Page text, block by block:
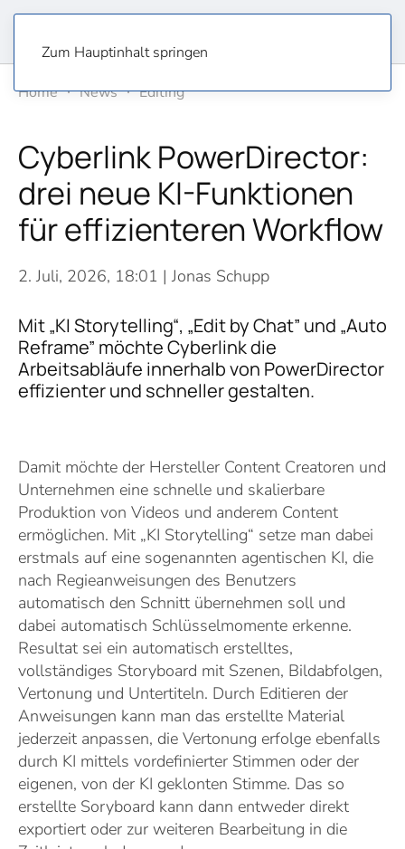
Zum Hauptinhalt springen
Home
News Editing
Cyberlink PowerDirector:
drei neue KI-Funktionen
für effizienteren Workflow
2. Juli, 2026, 18:01 | Jonas Schupp
Mit „KI Storytelling“, „Edit by Chat” und „Auto
Reframe” möchte Cyberlink die
Arbeitsabläufe innerhalb von PowerDirector
effizienter und schneller gestalten.
Damit möchte der Hersteller Content Creatoren und
Unternehmen eine schnelle und skalierbare
Produktion von Videos und anderem Content
ermöglichen. Mit „KI Storytelling“ setze man dabei
erstmals auf eine sogenannten agentischen KI, die
nach Regieanweisungen des Benutzers
automatisch den Schnitt übernehmen soll und
dabei automatisch Schlüsselmomente erkenne.
Resultat sei ein automatisch erstelltes,
vollständiges Storyboard mit Szenen, Bildabfolgen,
Vertonung und Untertiteln. Durch Editieren der
Anweisungen kann man das erstellte Material
jederzeit anpassen, die Vertonung erfolge ebenfalls
durch KI mittels vordefinierter Stimmen oder der
eigenen, von der KI geklonten Stimme. Das so
erstellte Soryboard kann dann entweder direkt
exportiert oder zur weiteren Bearbeitung in die